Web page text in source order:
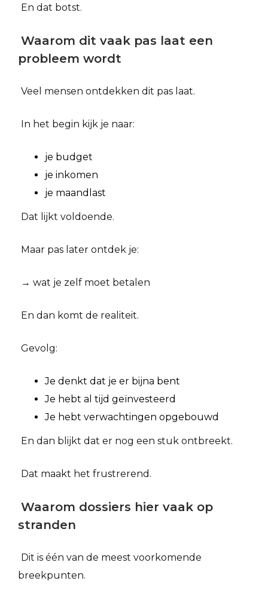
En dat botst.
Waarom dit vaak pas laat een
probleem wordt
Veel mensen ontdekken dit pas laat.
In het begin kijk je naar:
je budget
je inkomen
je maandlast
Dat lijkt voldoende.
Maar pas later ontdek je:
→ wat je zelf moet betalen
En dan komt de realiteit.
Gevolg:
Je denkt dat je er bijna bent
Je hebt al tijd geïnvesteerd
Je hebt verwachtingen opgebouwd
En dan blijkt dat er nog een stuk ontbreekt.
Dat maakt het frustrerend.
Waarom dossiers hier vaak op
stranden
Dit is één van de meest voorkomende
breekpunten.